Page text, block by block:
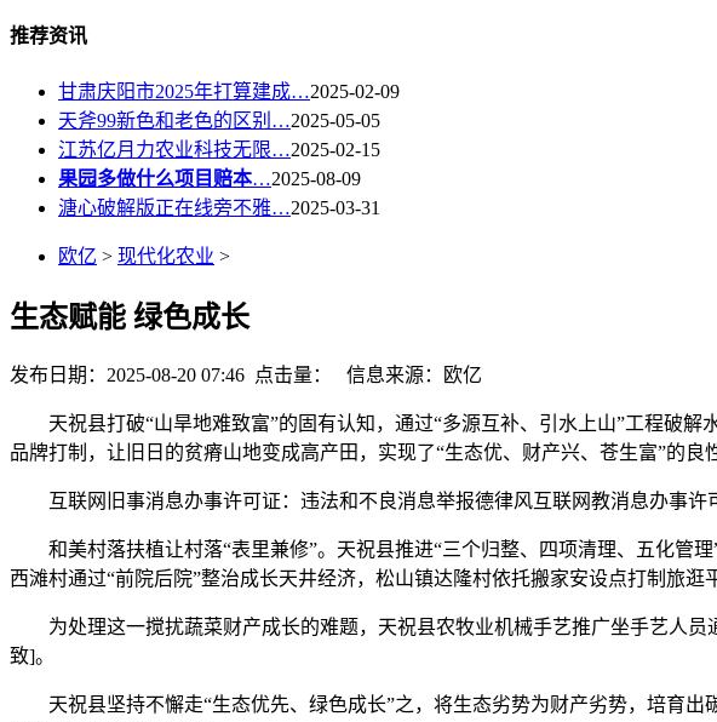
推荐资讯
甘肃庆阳市2025年打算建成…2025-02-09
天斧99新色和老色的区别…2025-05-05
江苏亿月力农业科技无限…2025-02-15
果园多做什么项目赔本…2025-08-09
溏心破解版正在线旁不雅…2025-03-31
欧亿 > 现代化农业 >
生态赋能 绿色成长
发布日期：2025-08-20 07:46 点击量： 信息来源：欧亿
天祝县打破“山旱地难致富”的固有认知，通过“多源互补、引水上山”工程破解
品牌打制，让旧日的贫瘠山地变成高产田，实现了“生态优、财产兴、苍生富”的良
互联网旧事消息办事许可证：违法和不良消息举报德律风互联网教消息办事许可
和美村落扶植让村落“表里兼修”。天祝县推进“三个归整、四项清理、五化管理
西滩村通过“前院后院”整治成长天井经济，松山镇达隆村依托搬家安设点打制旅逛
为处理这一搅扰蔬菜财产成长的难题，天祝县农牧业机械手艺推广坐手艺人员
致]。
天祝县坚持不懈走“生态优先、绿色成长”之，将生态劣势为财产劣势，培育出